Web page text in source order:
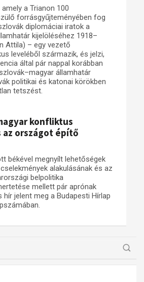
Adatbázis
(feltöltés alatt)
kommentár
Dokumentumok
a Trianon 100
forrásgyűjteményében fog
diplomáciai iratok a
kijelöléséhez 1918–
Attila) – egy vezető
leveléből származik, és jelzi,
által pár nappal korábban
államhatár
politikai és katonai körökben
tetszést.
konfliktus
az országot építő
békével megnyílt lehetőségek
alakulásának és az
belpolitika
mellett pár aprónak
jelent meg a Budapesti Hírlap